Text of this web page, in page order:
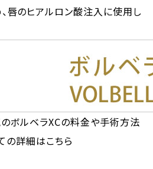
唇のヒアルロン酸注入に使用し
ボルベラXCの料金や手術方法
の詳細はこちら